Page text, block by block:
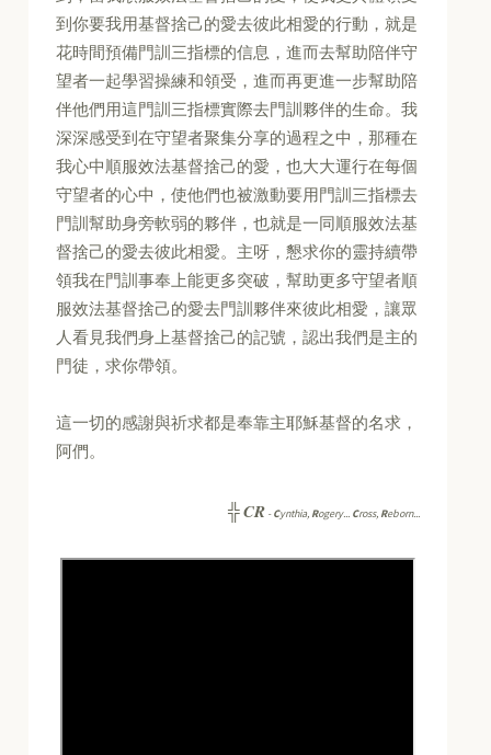
到你要我用基督捨己的愛去彼此相愛的行動，就是
花時間預備門訓三指標的信息，進而去幫助陪伴守
望者一起學習操練和領受，進而再更進一步幫助陪
伴他們用這門訓三指標實際去門訓夥伴的生命。我
深深感受到在守望者聚集分享的過程之中，那種在
我心中順服效法基督捨己的愛，也大大運行在每個
守望者的心中，使他們也被激動要用門訓三指標去
門訓幫助身旁軟弱的夥伴，也就是一同順服效法基
督捨己的愛去彼此相愛。主呀，懇求你的靈持續帶
領我在門訓事奉上能更多突破，幫助更多守望者順
服效法基督捨己的愛去門訓夥伴來彼此相愛，讓眾
人看見我們身上基督捨己的記號，認出我們是主的
門徒，求你帶領。
這一切的感謝與祈求都是奉靠主耶穌基督的名求，
阿們。
╬CR -Cynthia, Rogery... Cross, Reborn...